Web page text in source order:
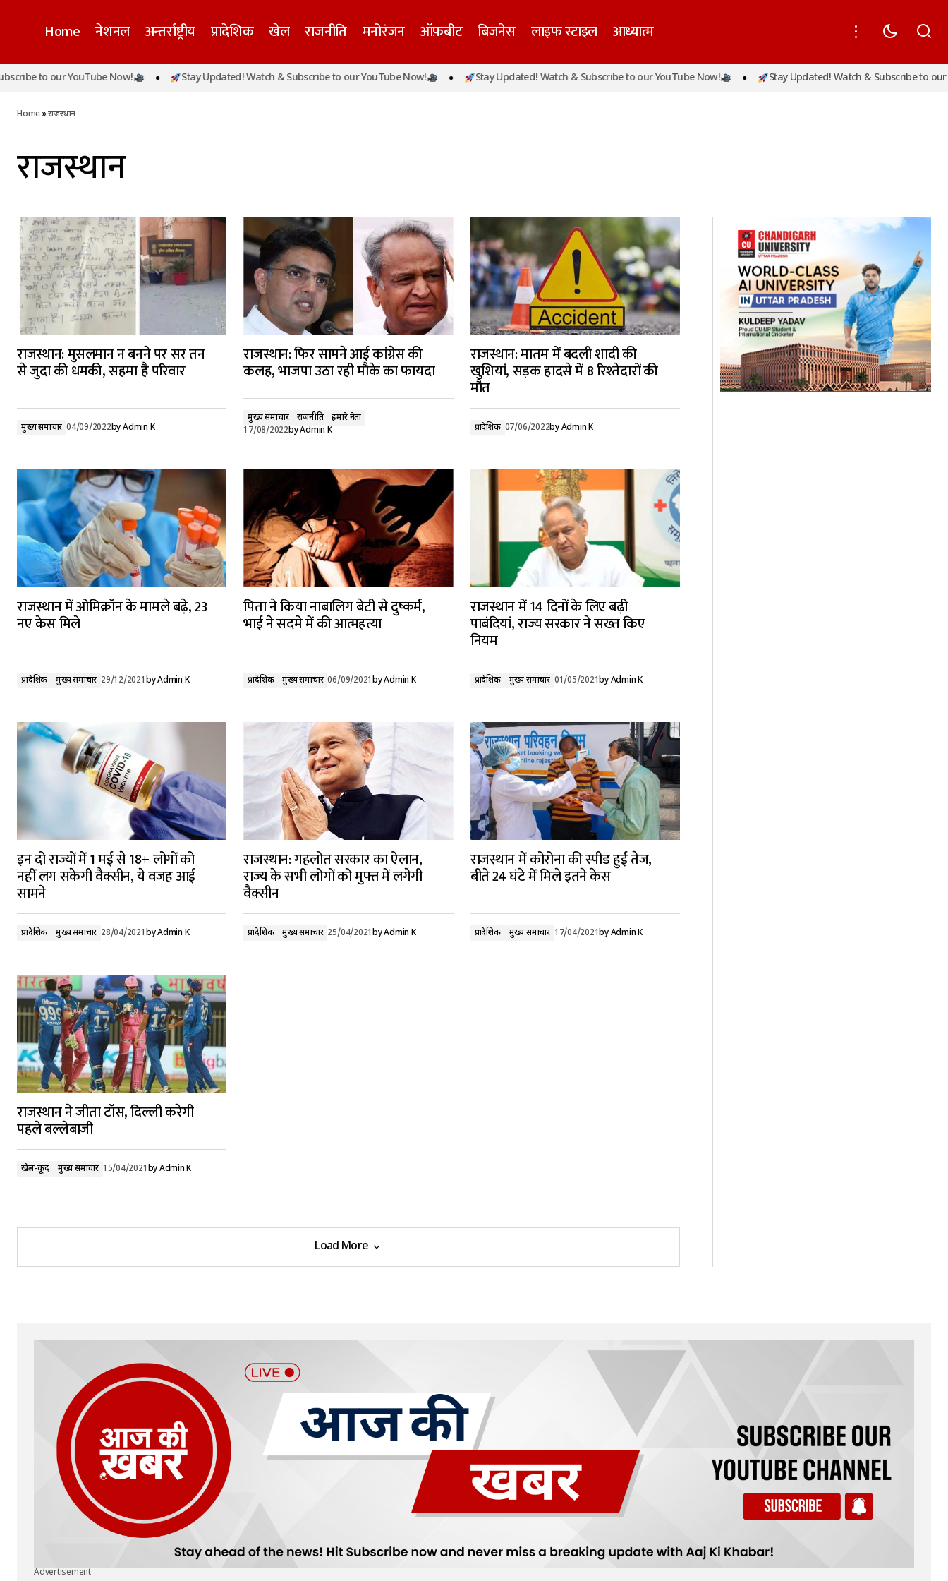
Home नेशनल अन्तर्राष्ट्रीय प्रादेशिक खेल राजनीति मनोरंजन ऑफ़बीट बिजनेस लाइफ स्टाइल आध्यात्म
to our YouTube Now! Stay Updated! Watch & Subscribe to our YouTube Now! Stay Updated! Watch & Subscribe to our YouTube Now! Stay Updated! Watch & Subscribe to our
Home»राजस्थान
राजस्थान
राजस्थान: मुसलमान न बनने पर सर तन
से जुदा की धमकी, सहमा है परिवार
मुख्य समाचार 04/09/2022byAdmin K
राजस्थान: फिर सामने आई कांग्रेस की
कलह, भाजपा उठा रही मौके का फायदा
मुख्य समाचार राजनीति
हमारे नेता
17/08/2022byAdmin K
राजस्थान: मातम में बदली शादी की
खुशियां, सड़क हादसे में 8 रिश्तेदारों की
मौत
प्रादेशिक 07/06/2022byAdmin K
राजस्थान में ओमिक्रॉन के मामले बढ़े, 23
नए केस मिले
प्रादेशिक मुख्य समाचार 29/12/2021byAdmin K
पिता ने किया नाबालिग बेटी से दुष्कर्म,
भाई ने सदमे में की आत्महत्या
प्रादेशिक मुख्य समाचार 06/09/2021byAdmin K
राजस्थान में 14 दिनों के लिए बढ़ी
पाबंदियां, राज्य सरकार ने सख्त किए
नियम
प्रादेशिक मुख्य समाचार 01/05/2021byAdmin K
इन दो राज्यों में 1 मई से 18+ लोगों को
नहीं लग सकेगी वैक्सीन, ये वजह आई
सामने
प्रादेशिक मुख्य समाचार 28/04/2021byAdmin K
राजस्थान: गहलोत सरकार का ऐलान,
राज्य के सभी लोगों को मुफ्त में लगेगी
वैक्सीन
प्रादेशिक मुख्य समाचार 25/04/2021byAdmin K
राजस्थान में कोरोना की स्पीड हुई तेज,
बीते 24 घंटे में मिले इतने केस
प्रादेशिक मुख्य समाचार 17/04/2021byAdmin K
राजस्थान ने जीता टॉस, दिल्ली करेगी
पहले बल्लेबाजी
खेल-कूद मुख्य समाचार 15/04/2021byAdmin K
Load More
Load More
Advertisement